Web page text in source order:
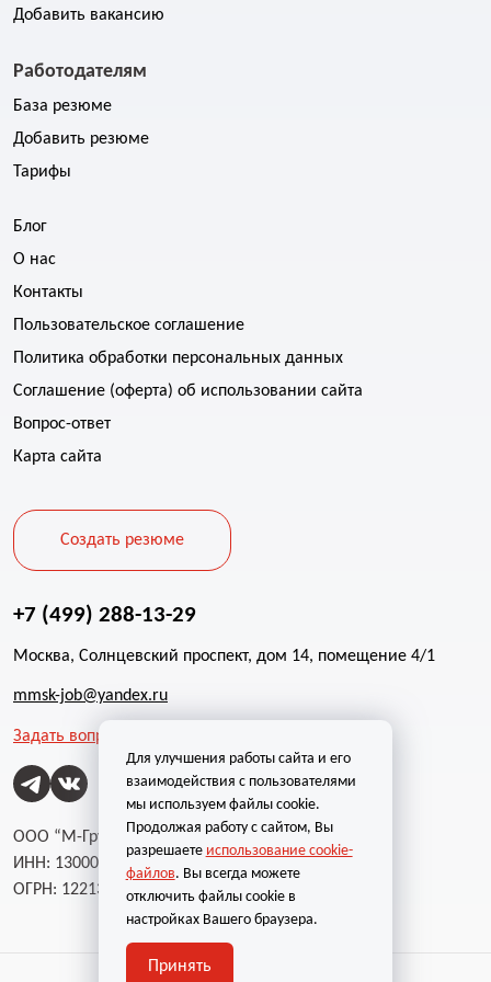
Добавить вакансию
Работодателям
База резюме
Добавить резюме
Тарифы
Блог
О нас
Контакты
Пользовательское соглашение
Политика обработки персональных данных
Соглашение (оферта) об использовании сайта
Вопрос-ответ
Карта сайта
Создать резюме
+7 (499) 288-13-29
Москва, Солнцевский проспект, дом 14, помещение 4/1
mmsk-job@yandex.ru
Задать вопрос
ООО “М-Групп”
ИНН: 1300002787
ОГРН: 1221300004232
Для улучшения работы сайта и его
взаимодействия с пользователями
мы используем файлы cookie.
Продолжая работу с сайтом, Вы
разрешаете использование cookie-
файлов. Вы всегда можете
отключить файлы cookie в
настройках Вашего браузера.
Принять